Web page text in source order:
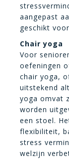
aangepast
geschikt
Chair yoga
Voor
oefeningen
chair yoga,
uitstekend
yoga omvat
worden
een stoel.
flexibiliteit,
stress
welzijn